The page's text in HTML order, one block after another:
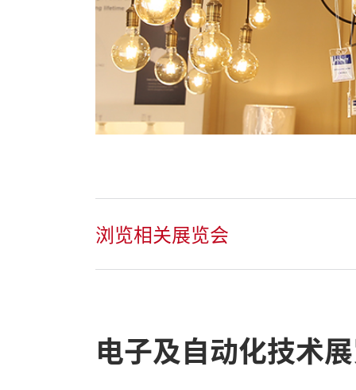
浏览相关展览会
电子及自动化技术